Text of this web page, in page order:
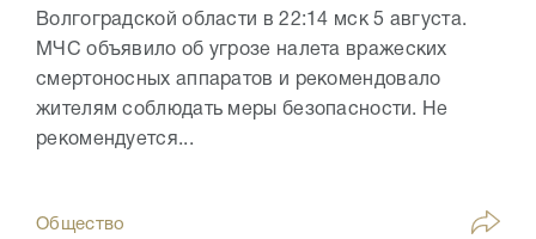
Волгоградской области в 22:14 мск 5 августа.
МЧС объявило об угрозе налета вражеских
смертоносных аппаратов и рекомендовало
жителям соблюдать меры безопасности. Не
рекомендуется...
Общество